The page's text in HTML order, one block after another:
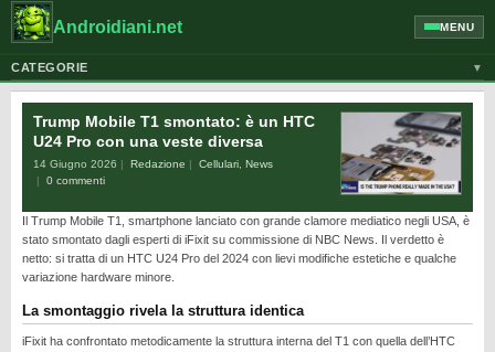
Androidiani.net MENU
CATEGORIE ▼
CELLULARI
GOOGLE
HONOR
MOTOROLA
NEWS
Trump Mobile T1 smontato: è un HTC
U24 Pro con una veste diversa
14 Giugno 2026 Redazione Cellulari News
0 commenti
Il Trump Mobile T1, smartphone lanciato con grande clamore mediatico negli USA, è
stato smontato dagli esperti di iFixit su commissione di NBC News. Il verdetto è
netto: si tratta di un HTC U24 Pro del 2024 con lievi modifiche estetiche e qualche
variazione hardware minore.
La smontaggio rivela la struttura identica
iFixit ha confrontato metodicamente la struttura interna del T1 con quella dell’HTC